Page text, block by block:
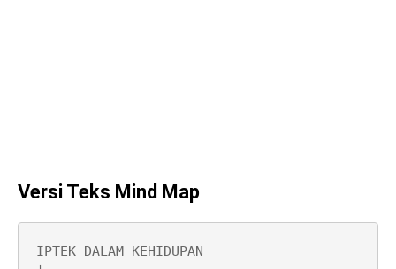
Versi Teks Mind Map
IPTEK DALAM KEHIDUPAN